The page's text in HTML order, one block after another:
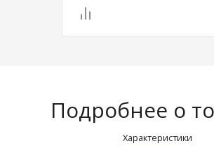
Подробнее о
Характеристики